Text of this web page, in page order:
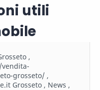
utili
,
grosseto/ ,
Grosseto , News ,